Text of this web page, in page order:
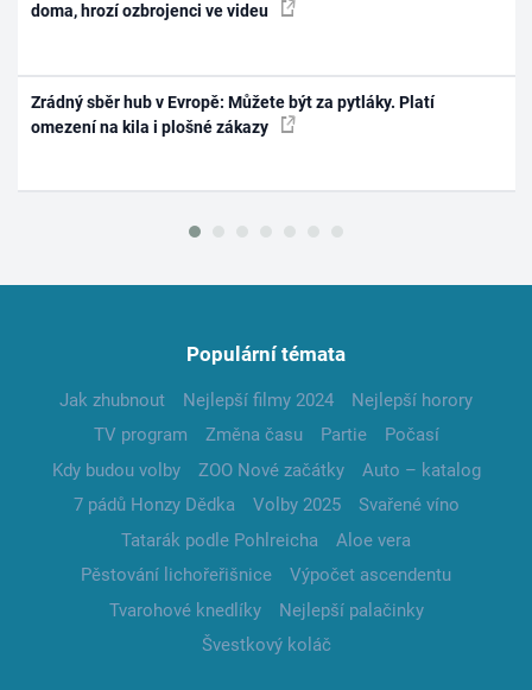
doma, hrozí ozbrojenci ve videu
Zrádný sběr hub v Evropě: Můžete být za pytláky. Platí
omezení na kila i plošné zákazy
Populární témata
Jak zhubnout Nejlepší filmy 2024
Nejlepší horory
TV program
Změna času Partie
Počasí
Kdy budou volby
ZOO Nové začátky
Auto – katalog
7 pádů Honzy Dědka
Volby 2025
Svařené víno
Tatarák podle Pohlreicha
Aloe vera
Pěstování lichořeřišnice
Výpočet ascendentu
Tvarohové knedlíky
Nejlepší palačinky
Švestkový koláč